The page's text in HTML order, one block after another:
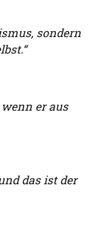
sondern
er aus
das ist der